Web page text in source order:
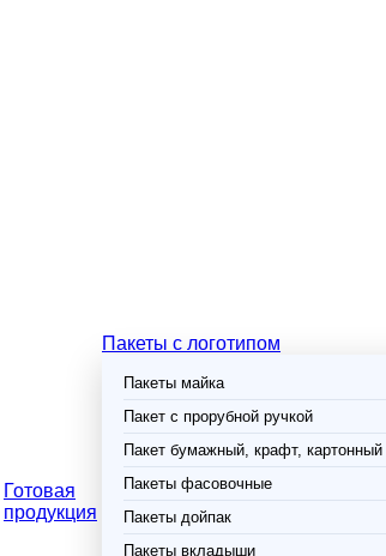
Готовая
продукция
Пакеты с логотипом
Пакеты майка
Пакет с прорубной ручкой
Пакет бумажный, крафт, картонный
Пакеты фасовочные
Пакеты дойпак
Пакеты вкладыши